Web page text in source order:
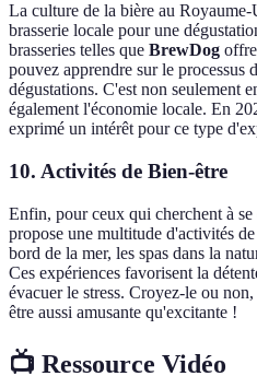
La culture de la bière au
brasserie locale pour une
brasseries telles que BrewDog
pouvez apprendre sur le processus
dégustations. C'est non seulement
également l'économie locale. En
exprimé un intérêt pour ce type
10. Activités de Bien-être
Enfin, pour ceux qui cherchent à
propose une multitude d'activités
bord de la mer, les spas dans la
Ces expériences favorisent la
évacuer le stress. Croyez-le ou
être aussi amusante qu'excitante !
📺 Ressource Vidéo